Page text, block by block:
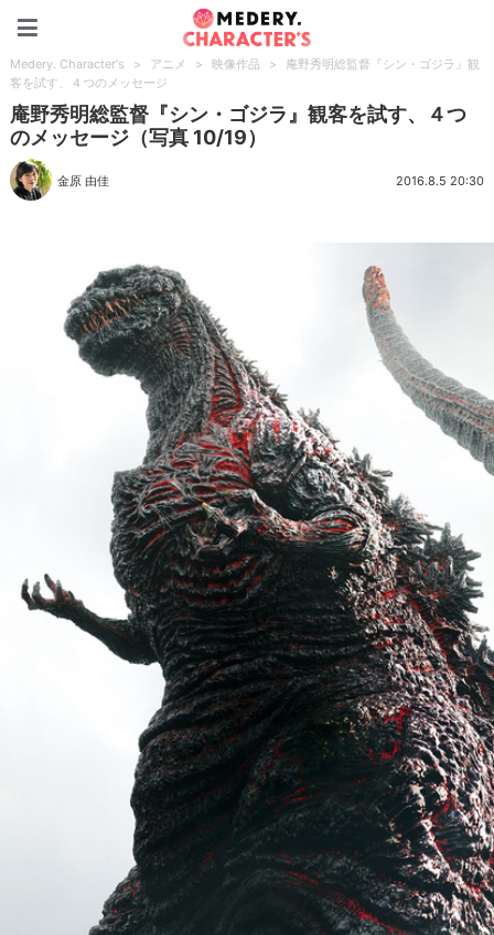
Medery. Character's > アニメ > 映像作品 >
庵野秀明総監督『シン・ゴジラ』観
客を試す、４つのメッセージ
庵野秀明総監督『シン・ゴジラ』観客を試す、４つ
のメッセージ（写真 10/19）
金原 由佳 2016.8.5 20:30